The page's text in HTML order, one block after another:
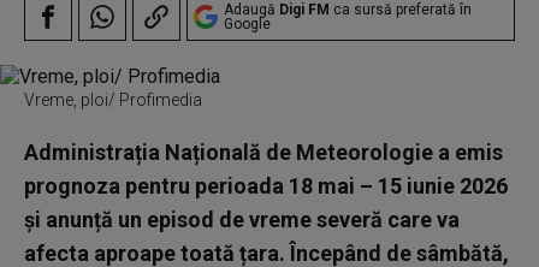
Adaugă Digi FM ca sursă preferată în
Google
Vreme, ploi/ Profimedia
Administrația Națională de Meteorologie a emis
prognoza pentru perioada 18 mai – 15 iunie 2026
și anunță un episod de vreme severă care va
afecta aproape toată țara. Începând de sâmbătă,